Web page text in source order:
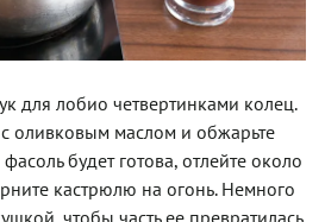
для лобио четвертинками колец.
с оливковым маслом и обжарьте
будет готова, отлейте около
кастрюлю на огонь. Немного